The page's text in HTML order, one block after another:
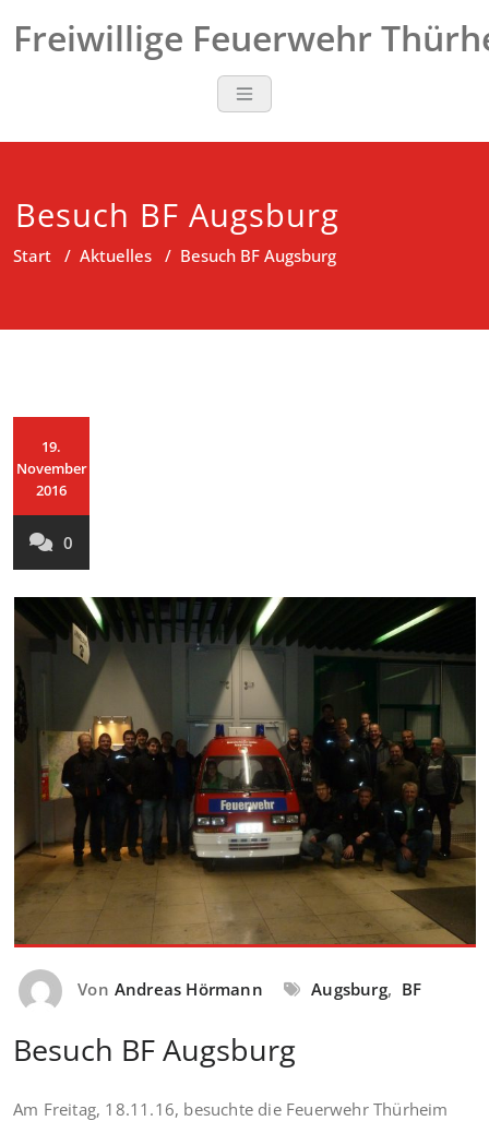
Inhalt
Freiwillige Feuerwehr
Besuch BF Augsburg
Start / Aktuelles / Besuch BF Augsburg
19.
November
2016
0
Von Andreas Hörmann Augsburg, BF
Besuch BF Augsburg
Am Freitag, 18.11.16, besuchte die Feuerwehr Thürheim